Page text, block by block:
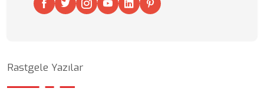
Rastgele Yazılar